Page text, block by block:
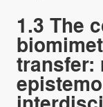
1.3 The
transfer: